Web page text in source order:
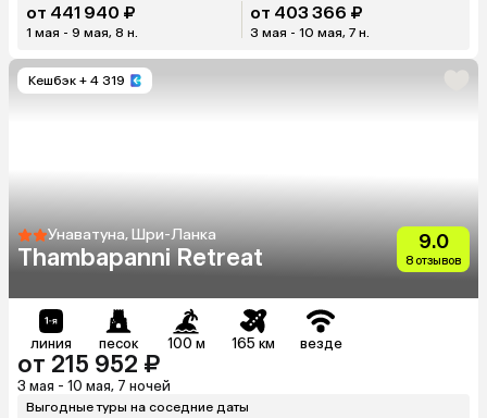
от 441 940 ₽
1 мая - 9 мая, 8 н.
от 403 366 ₽
3 мая - 10 мая, 7 н.
Кешбэк + 4 319
Унаватуна, Шри-Ланка
Thambapanni Retreat
9.0
8 отзывов
линия песок 100 м 165 км везде
от 215 952 ₽
3 мая - 10 мая, 7 ночей
Выгодные туры на соседние даты